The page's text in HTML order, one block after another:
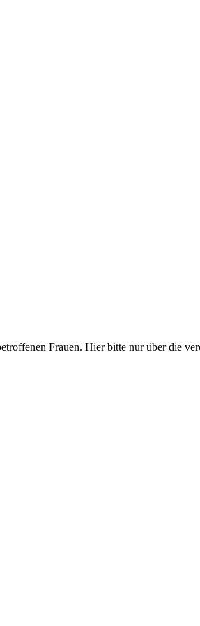
Frauen. Hier bitte nur über die